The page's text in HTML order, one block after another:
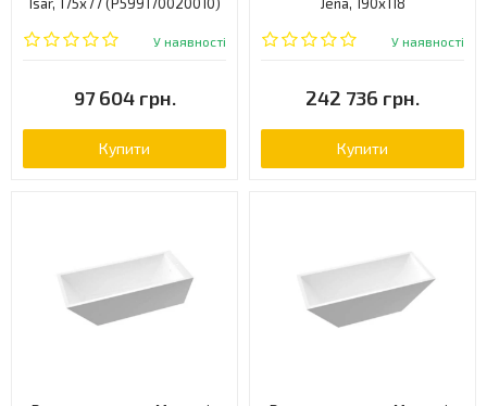
У наявності
97 604 грн.
Купити
(P540188020010)
У наявності
242 736 грн.
Купити